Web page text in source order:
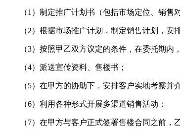
（1）制定推广计划书（包括市场定位、销售对
（2）根据市场推广计划，制定销售计划，安排
（3）按照甲乙双方议定的条件，在委托期内，
（4）派送宣传资料、售楼书；
（5）在甲方的协助下，安排客户实地考察并介
（6）利用各种形式开展多渠道销售活动；
（7）在甲方与客户正式签署售楼合同之前，乙